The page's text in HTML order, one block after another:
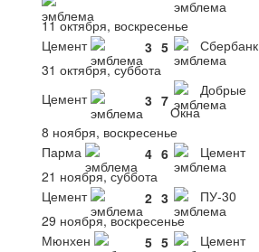
11 октября, воскресенье
Цемент
3 5 Сбербанк
31 октября, суббота
Цемент
3 7
Добрые
Окна
8 ноября, воскресенье
Парма
4 6 Цемент
21 ноября, суббота
Цемент
2 3 ПУ-30
29 ноября, воскресенье
Мюнхен
5 5 Цемент